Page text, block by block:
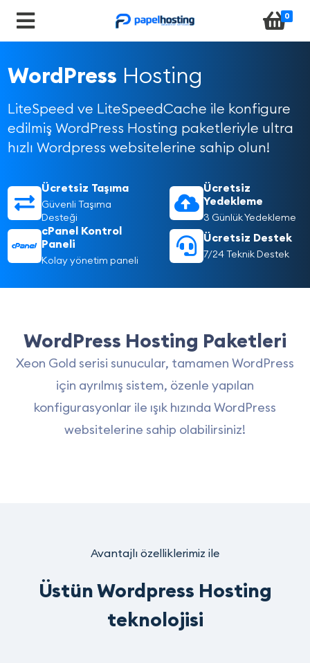
0
WordPress Hosting
LiteSpeed ve LiteSpeedCache ile konfigure
edilmiş WordPress Hosting paketleriyle ultra
hızlı Wordpress websitelerine sahip olun!
Ücretsiz Taşıma
Güvenli Taşıma
Desteği
Ücretsiz
Yedekleme
3 Günlük Yedekleme
cPanel Kontrol
Paneli
Kolay yönetim paneli
Ücretsiz Destek
7/24 Teknik Destek
WordPress Hosting Paketleri
Xeon Gold serisi sunucular, tamamen WordPress
için ayrılmış sistem, özenle yapılan
konfigurasyonlar ile ışık hızında WordPress
websitelerine sahip olabilirsiniz!
Avantajlı özelliklerimiz ile
Üstün Wordpress Hosting
teknolojisi